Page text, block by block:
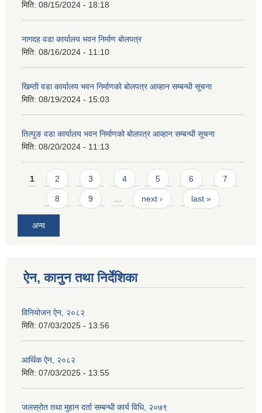
मिति: 08/15/2024 - 18:18
नागदह वडा कार्यालय भवन निर्माण बोलपत्र
मिति: 08/16/2024 - 11:10
खिम्ती वडा कार्यालय भवन निर्माणको बोलपत्र आव्हान सम्बन्धी सूचना
मिति: 08/19/2024 - 15:03
तिल्पुङ वडा कार्यालय भवन निर्माणको बोलपत्र आव्हान सम्बन्धी सूचना
मिति: 08/20/2024 - 11:13
Pages
1 2 3 4 5 6 7
8 9 next › last »
अन्य
ऐन, कानुन तथा निर्देशिका
विनियोजन ऐन, २०८२
मिति: 07/03/2025 - 13:56
आर्थिक ऐन, २०८२
मिति: 07/03/2025 - 13:55
जलस्रोत तथा मुहान दर्ता सम्बन्धी कार्य विधि, २०७९